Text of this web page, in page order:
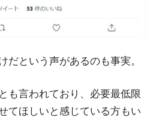
だという声があるのも事実。
も言われており、必要最低限
てほしいと感じている方もい